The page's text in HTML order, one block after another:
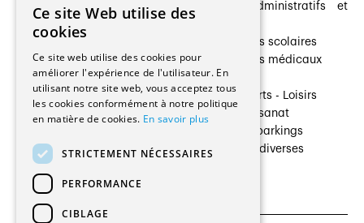
Architectes paysagistes
Architectes d'intérieur
Entreprises générales
Ingénieurs et mandataires
Fabricants / Fournisseurs
Régies immobilières
Gestion PPE
Bâtiments administratifs et
Établissements scolaires
Établissements médicaux
Villas
Cultures - Sports - Loisirs
Industrie - Artisanat
Transports et parkings
Constructions diverses
Ce site Web utilise des
cookies
Ce site web utilise des cookies pour
améliorer l'expérience de l'utilisateur. En
utilisant notre site web, vous acceptez tous
les cookies conformément à notre politique
en matière de cookies. En savoir plus
STRICTEMENT NÉCESSAIRES
PERFORMANCE
CIBLAGE